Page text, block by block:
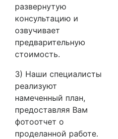
развернутую
консультацию и
озвучивает
предварительную
стоимость.
3) Наши специалисты
реализуют
намеченный план,
предоставляя Вам
фотоотчет о
проделанной работе.